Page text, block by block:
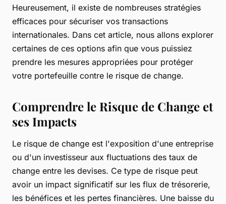
Heureusement, il existe de nombreuses stratégies
efficaces pour sécuriser vos transactions
internationales. Dans cet article, nous allons explorer
certaines de ces options afin que vous puissiez
prendre les mesures appropriées pour protéger
votre portefeuille contre le risque de change.
Comprendre le Risque de Change et
ses Impacts
Le risque de change est l'exposition d'une entreprise
ou d'un investisseur aux fluctuations des taux de
change entre les devises. Ce type de risque peut
avoir un impact significatif sur les flux de trésorerie,
les bénéfices et les pertes financières. Une baisse du